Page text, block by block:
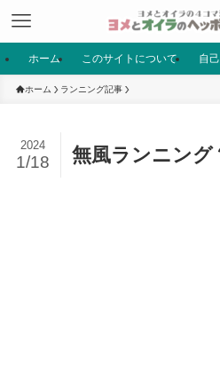
ホーム このサイトについて 自
ホーム ランニング記事
無風ランニング
2024
1/18